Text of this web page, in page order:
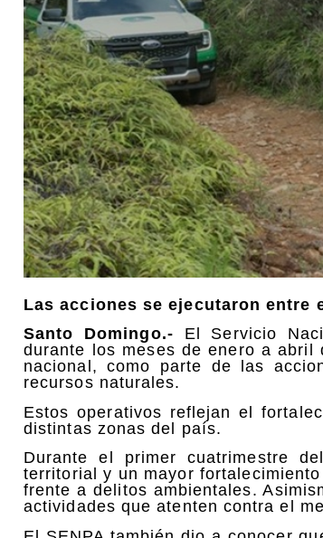
Las acciones se ejecutaron entre
Santo Domingo.- El Servicio
durante los meses de enero a
nacional, como parte de las
recursos naturales.
Estos operativos reflejan el
distintas zonas del país.
Durante el primer cuatrimestre
territorial y un mayor
frente a delitos ambientales.
actividades que atenten contra el